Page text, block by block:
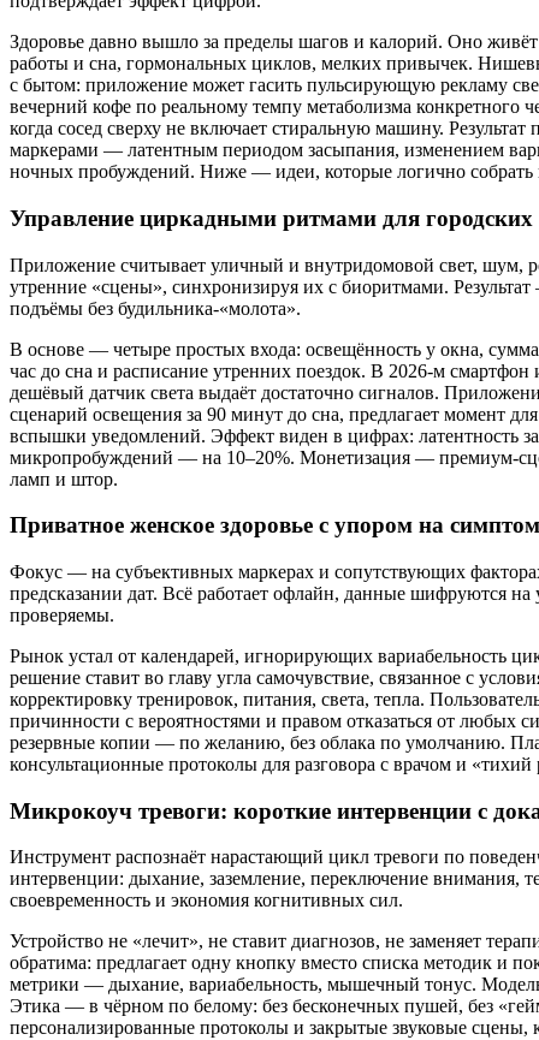
Здоровье давно вышло за пределы шагов и калорий. Оно
работы и сна, гормональных циклов, мелких привычек.
с бытом: приложение может гасить пульсирующую рекламу
вечерний кофе по реальному темпу метаболизма конкретного
когда сосед сверху не включает стиральную машину.
маркерами — латентным периодом засыпания, изменением
ночных пробуждений. Ниже — идеи, которые логично собрать
Управление циркадными ритмами для городских
Приложение считывает уличный и внутридомовой свет, шум,
утренние «сцены», синхронизируя их с биоритмами.
подъёмы без будильника-«молота».
В основе — четыре простых входа: освещённость у окна,
час до сна и расписание утренних поездок. В 2026-м
дешёвый датчик света выдаёт достаточно сигналов.
сценарий освещения за 90 минут до сна, предлагает момент
вспышки уведомлений. Эффект виден в цифрах: латентность
микропробуждений — на 10–20%. Монетизация — премиум-
ламп и штор.
Приватное женское здоровье с упором на
Фокус — на субъективных маркерах и сопутствующих
предсказании дат. Всё работает офлайн, данные шифруются
проверяемы.
Рынок устал от календарей, игнорирующих вариабельность
решение ставит во главу угла самочувствие, связанное с
корректировку тренировок, питания, света, тепла.
причинности с вероятностями и правом отказаться от любых
резервные копии — по желанию, без облака по умолчанию.
консультационные протоколы для разговора с врачом и
Микрокоуч тревоги: короткие интервенции с
Инструмент распознаёт нарастающий цикл тревоги по
интервенции: дыхание, заземление, переключение
своевременность и экономия когнитивных сил.
Устройство не «лечит», не ставит диагнозов, не заменяет
обратима: предлагает одну кнопку вместо списка методик и
метрики — дыхание, вариабельность, мышечный тонус.
Этика — в чёрном по белому: без бесконечных пушей, без
персонализированные протоколы и закрытые звуковые сцены,